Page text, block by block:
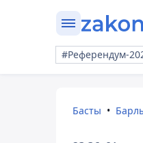
#Референдум-
Басты